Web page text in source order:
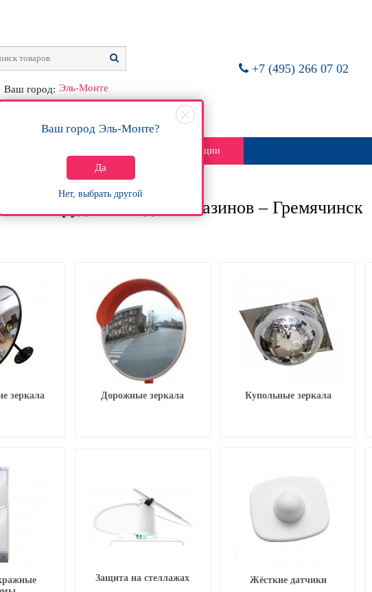
+7 (495) 266 07 02
Ваш город: Эль-Монте
Ваш город Эль-Монте?
Да
Нет, выбрать другой
Акции
оборудование для магазинов – Гремячинск
зеркала Дорожные зеркала Купольные зеркала
Защита на стеллажах Жёсткие датчики